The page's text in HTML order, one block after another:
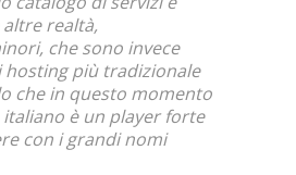
realtà,
che sono invece
hosting più tradizionale
che in questo momento
è un player forte
con i grandi nomi